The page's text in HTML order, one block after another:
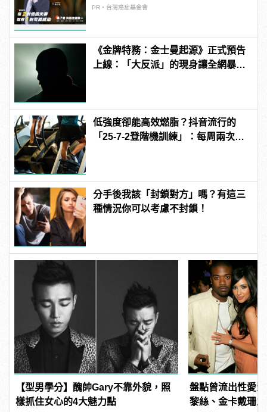
PR・台灣癌症基金會
《金牌特務：金士曼起源》正式預告
上線：「大反派」的現身讓全網暴
低強度卻能高效燃脂？抖音流行的
「25-7-2登階機訓練」：每周兩次即
分手後我該「封鎖對方」嗎？有這三
種情況你可以考慮不封鎖！
【型男學分】醜帥Gary不靠外貌，照
樣抓住女心的4大魅力點
盤點曾流出性愛
黎絲、金卡戴珊